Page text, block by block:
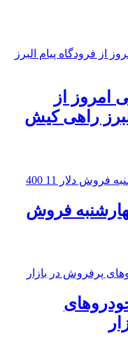
امروز از
راهی کیش
فروش